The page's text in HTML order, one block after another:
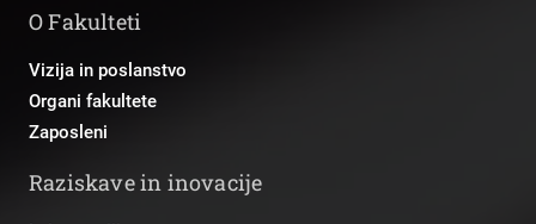
O Fakulteti
Vizija in poslanstvo
Organi fakultete
Zaposleni
Raziskave in inovacije